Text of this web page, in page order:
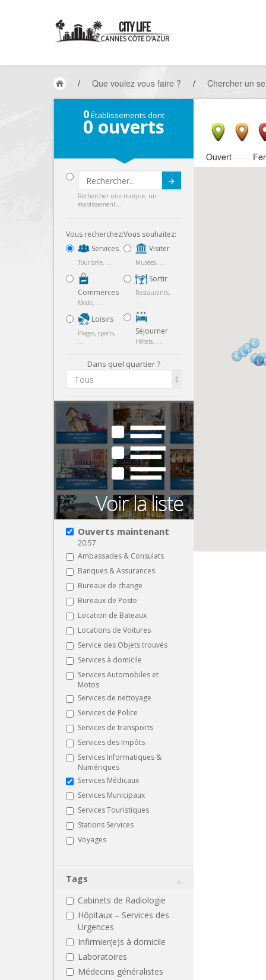
/ Que voulez vous faire ? / Chercher un
0Établissements dont
0 ouverts
Submit
Rechercher une marque, un
établissement...
Vous recherchez:
Services
Tourisme, ...
Commerces
Mode, ...
Loisirs
Plages, sports,
...
Vous souhaitez:
Visiter
Musées, ...
Sortir
Restaurants,
...
Séjourner
Hôtels, ...
Dans quel quartier ?
Tous
Ouverts maintenant
20:57
Ambassades & Consulats
Banques & Assurances
Bureaux de change
Bureaux de Poste
Location de Bateaux
Locations de Voitures
Service des Objets trouvés
Services à domicile
Services Automobiles et
Motos
Services de nettoyage
Services de Police
Services de transports
Services des Impôts
Services Informatiques &
Numériques
Services Médicaux
Services Municipaux
Services Touristiques
Stations Services
Voyages
Tags
Cabinets de Radiologie
Hôpitaux – Services des
Urgences
Infirmier(e)s à domicile
Laboratoires
Médecins généralistes
Ouvert